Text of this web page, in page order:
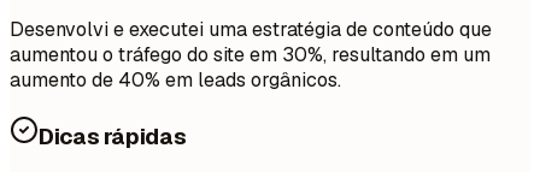
Desenvolvi e executei uma estratégia de conteúdo que
aumentou o tráfego do site em 30%, resultando em um
aumento de 40% em leads orgânicos.
Dicas rápidas